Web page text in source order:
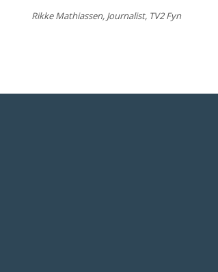
Rikke Mathiassen, Journalist, TV2 Fyn